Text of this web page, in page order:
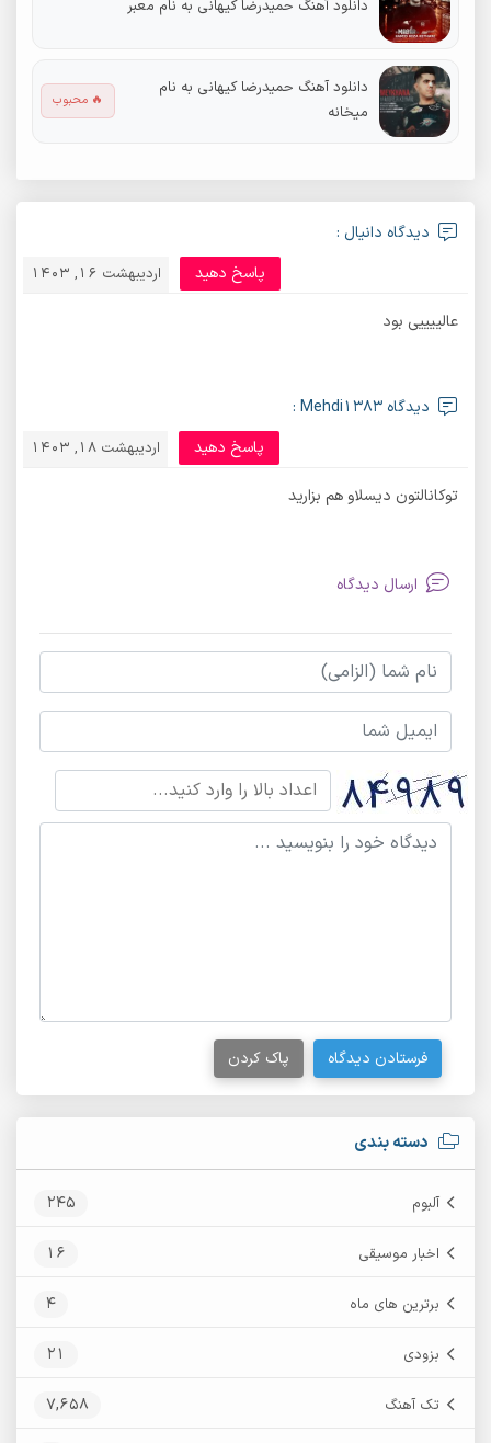
دسته بندی
آلبوم 245
اخبار موسیقی 16
برترین های ماه 4
بزودی 21
تک آهنگ 7,658
دانلود آهنگ حمیدرضا کیهانی به نام معبر
دانلود آهنگ حمیدرضا کیهانی به نام
میخانه
🔥 محبوب
دیدگاه دانیال :
اردیبهشت 16, 1403 پاسخ دهید
عالییییی بود
دیدگاه Mehdi1383 :
اردیبهشت 18, 1403 پاسخ دهید
توکانالتون دیسلاو هم بزارید
ارسال دیدگاه
فرستادن دیدگاه پاک کردن